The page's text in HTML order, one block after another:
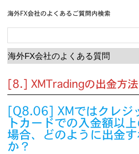
海外FX会社のよくあるご質問内検索
[8.] XMTradingの出金方
[Q8.06] XMではクレジ
トカードでの入金額以
場合、どのように出金
か？